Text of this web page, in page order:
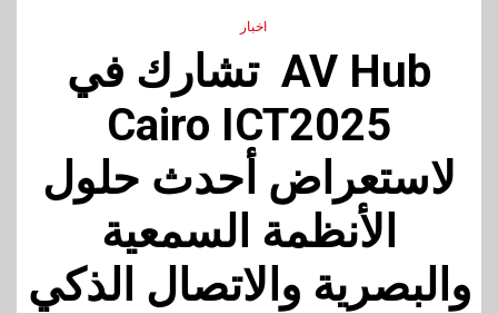
اخبار
AV Hub تشارك في
Cairo ICT2025
لاستعراض أحدث حلول
الأنظمة السمعية
والبصرية والاتصال الذكي